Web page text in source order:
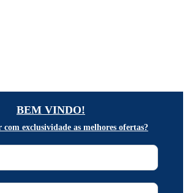
BEM VINDO!
com exclusividade as melhores ofertas?